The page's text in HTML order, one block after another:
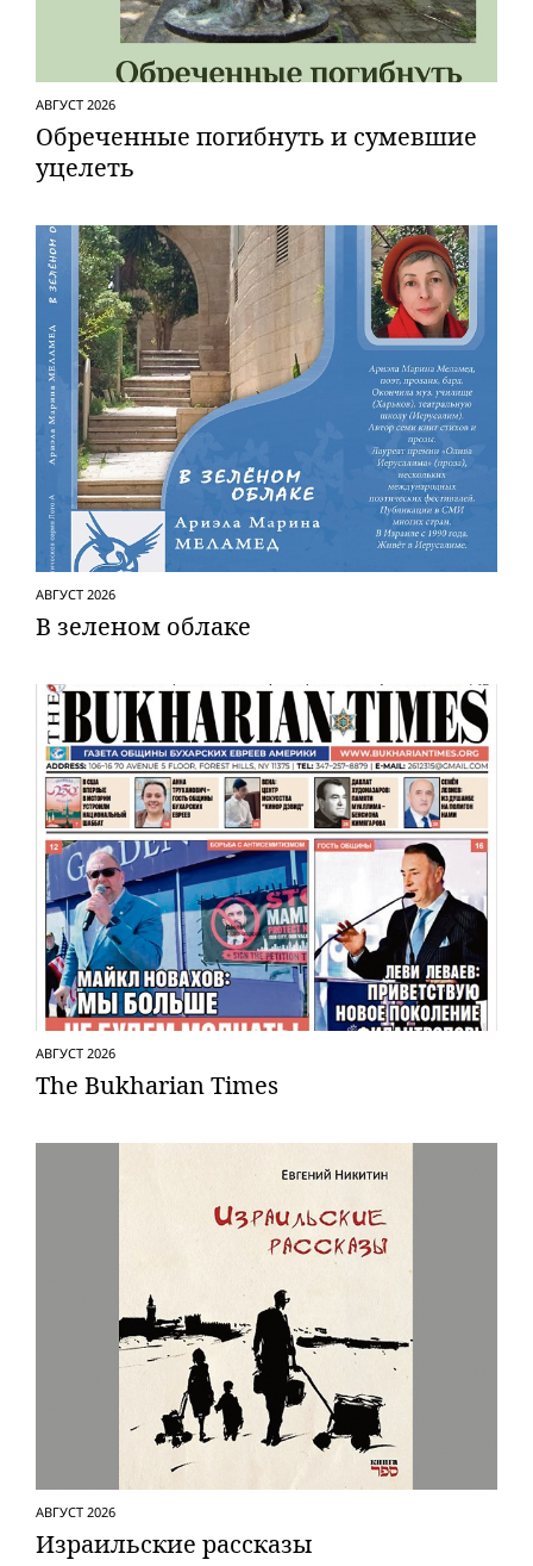
АВГУСТ 2026
Обреченные погибнуть и сумевшие
уцелеть
АВГУСТ 2026
В зеленом облаке
АВГУСТ 2026
The Bukharian Times
АВГУСТ 2026
Израильские рассказы